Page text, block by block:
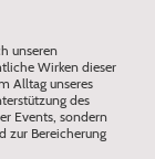
unseren
Wirken dieser
Alltag unseres
des
Events, sondern
zur Bereicherung